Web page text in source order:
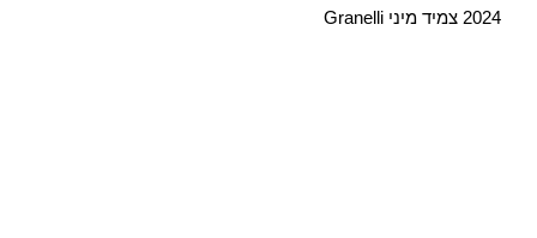
2024 צמיד מיני Granelli